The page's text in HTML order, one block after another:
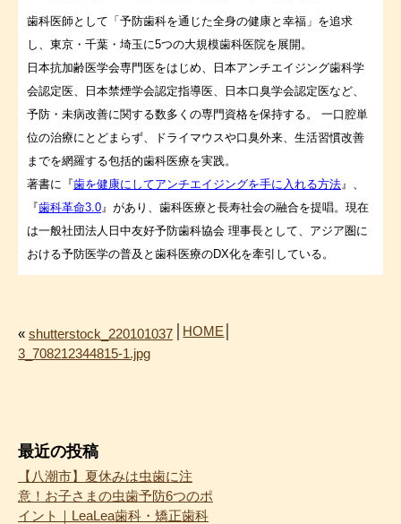
歯科医師として「予防歯科を通じた全身の健康と幸福」を追求
し、東京・千葉・埼玉に5つの大規模歯科医院を展開。
日本抗加齢医学会専門医をはじめ、日本アンチエイジング歯科学
会認定医、日本禁煙学会認定指導医、日本口臭学会認定医など、
予防・未病改善に関する数多くの専門資格を保持する。 一口腔単
位の治療にとどまらず、ドライマウスや口臭外来、生活習慣改善
までを網羅する包括的歯科医療を実践。
著書に『歯を健康にしてアンチエイジングを手に入れる方法 』、
『歯科革命3.0 』があり、歯科医療と長寿社会の融合を提唱。現在
は一般社団法人日中友好予防歯科協会 理事長として、アジア圏に
おける予防医学の普及と歯科医療のDX化を牽引している。
« shutterstock_220101037
3_708212344815-1.jpg
HOME
最近の投稿
【八潮市】夏休みは虫歯に注
意！お子さまの虫歯予防6つのポ
イント｜LeaLea歯科・矯正歯科